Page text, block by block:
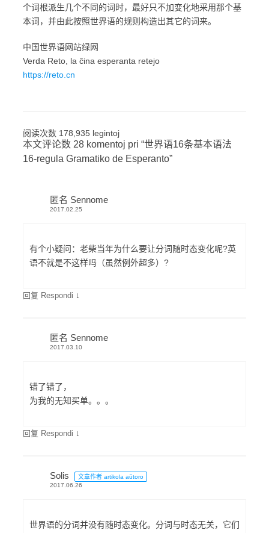
个词根派生几个不同的词时，最好只不加变化地采用那个基
本词，并由此按照世界语的规则构造出其它的词来。
中国世界语网站绿网
Verda Reto, la ĉina esperanta retejo
https://reto.cn
阅读次数 178,935 legintoj
本文评论数 28 komentoj pri “世界语16条基本语法
16-regula Gramatiko de Esperanto”
匿名 Sennome
2017.02.25
有个小疑问：老柴当年为什么要让分词随时态变化呢?英
语不就是不这样吗（虽然例外超多）?
回复 Respondi ↓
匿名 Sennome
2017.03.10
错了错了，
为我的无知买单。。。
回复 Respondi ↓
Solis
文章作者 artikola aŭtoro
2017.06.26
世界语的分词并没有随时态变化。分词与时态无关，它们